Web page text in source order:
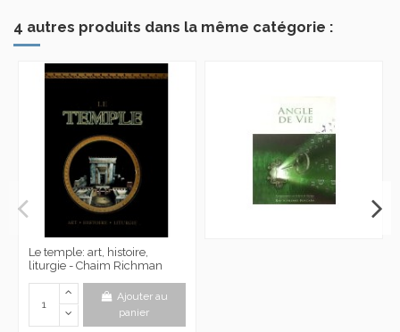
4 autres produits dans la même catégorie :
Le temple: art, histoire,
liturgie - Chaim Richman
Ajouter au
panier